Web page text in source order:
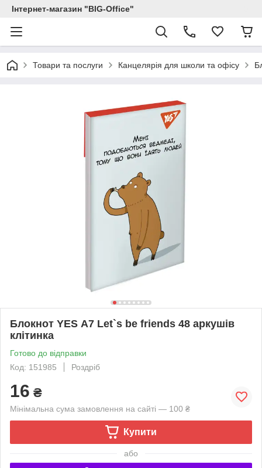
Інтернет-магазин "BIG-Office"
Товари та послуги Канцелярія для школи та офісу
Блокнот YES А7 Let`s be friends 48 аркушів
клітинка
Готово до відправки
Код: 151985
Роздріб
16 ₴
Мінімальна сума замовлення на сайті — 100 ₴
Купити
або